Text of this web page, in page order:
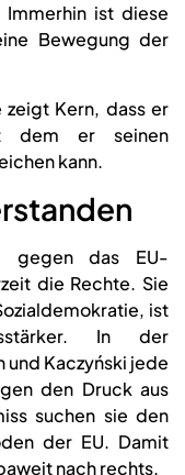
Immerhin ist diese
Bewegung der
zeigt Kern, dass er
dem er seinen
kann.
gegen das EU-
die Rechte. Sie
ist
In der
Kaczyński jede
den Druck aus
suchen sie den
der EU. Damit
nach rechts.